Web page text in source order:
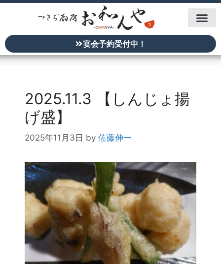
宴会予約受付中！
2025.11.3 【しんじょ揚
げ盛】
2025年11月3日 by 佐藤伸一